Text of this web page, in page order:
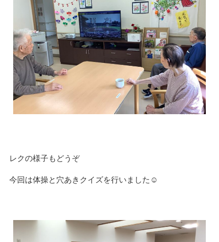
レクの様子もどうぞ
今回は体操と穴あきクイズを行いました☺